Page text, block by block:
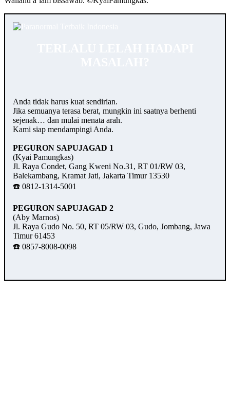
Anda tidak harus kuat sendirian.
Jika semuanya terasa berat, mungkin ini saatnya berhenti
sejenak… dan mulai menata arah.
Kami siap mendampingi Anda.
PEGURON SAPUJAGAD 1
(Kyai Pamungkas)
Jl. Raya Condet, Gang Kweni No.31, RT 01/RW 03,
Balekambang, Kramat Jati, Jakarta Timur 13530
☎️ 0812-1314-5001
PEGURON SAPUJAGAD 2
(Aby Marnos)
Jl. Raya Gudo No. 50, RT 05/RW 03, Gudo, Jombang, Jawa
Timur 61453
☎️ 0857-8008-0098